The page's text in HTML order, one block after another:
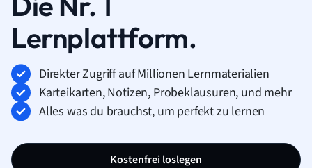
Lernplattform.
Direkter Zugriff auf Millionen Lernmaterialien
Karteikarten, Notizen, Probeklausuren, und mehr
Alles was du brauchst, um perfekt zu lernen
Kostenfrei loslegen